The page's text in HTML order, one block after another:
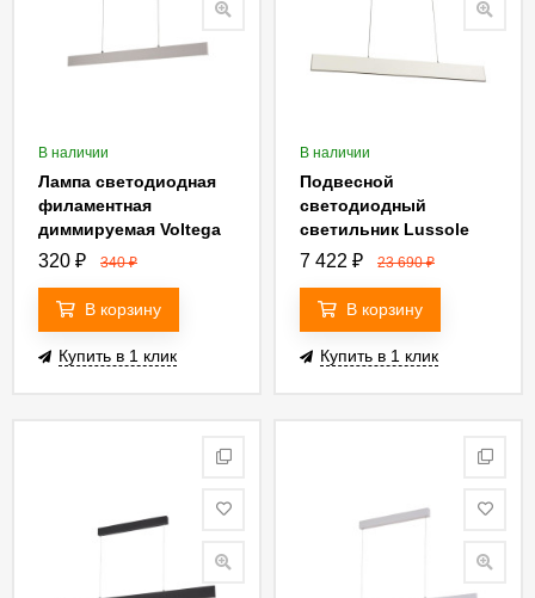
В наличии
Лампа светодиодная
филаментная
диммируемая Voltega
E27 8W 4000К груша
А1E27cold8W-FD 5490
320 ₽ 340₽
В корзину
Купить в 1 клик
В наличии
Подвесной
светодиодный
светильник Lussole
Loft LSP-9516
7 422 ₽ 23 690₽
В корзину
Купить в 1 клик